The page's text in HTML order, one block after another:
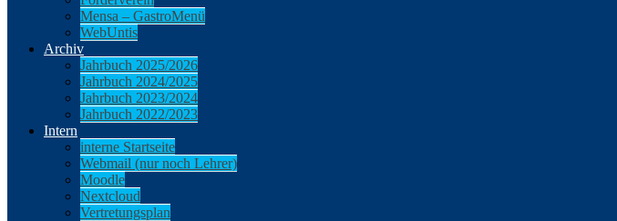
Mensa – GastroMenü
WebUntis
Archiv
Jahrbuch 2025/2026
Jahrbuch 2024/2025
Jahrbuch 2023/2024
Jahrbuch 2022/2023
Intern
interne Startseite
Webmail (nur noch Lehrer)
Moodle
Nextcloud
Vertretungsplan